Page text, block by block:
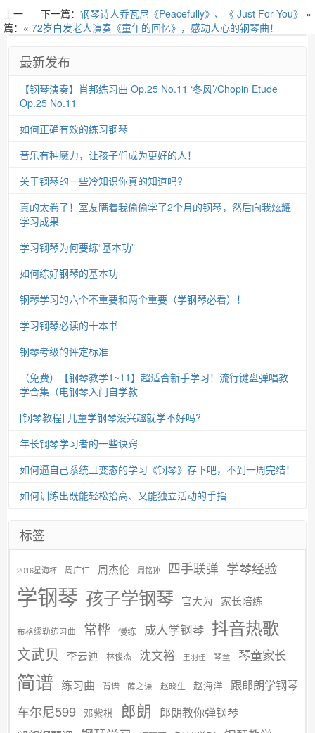
下一篇： 钢琴诗人乔瓦尼《Peacefully》、《 Just For You》 »
上一
篇：« 72岁白发老人演奏《童年的回忆》，感动人心的钢琴曲！
最新发布
【钢琴演奏】肖邦练习曲 Op.25 No.11 ‘冬风’/Chopin Etude
Op.25 No.11
如何正确有效的练习钢琴
音乐有种魔力，让孩子们成为更好的人！
关于钢琴的一些冷知识你真的知道吗?
真的太卷了！室友瞒着我偷偷学了2个月的钢琴，然后向我炫耀
学习成果
学习钢琴为何要练“基本功”
如何练好钢琴的基本功
钢琴学习的六个不重要和两个重要（学钢琴必看）！
学习钢琴必读的十本书
钢琴考级的评定标准
（免费）【钢琴教学1~11】超适合新手学习！流行键盘弹唱教
学合集（电钢琴入门自学教
[钢琴教程] 儿童学钢琴没兴趣就学不好吗?
年长钢琴学习者的一些诀窍
如何逼自己系统且变态的学习《钢琴》存下吧，不到一周完结！
如何训练出既能轻松抬高、又能独立活动的手指
标签
2016星海杯 周广仁 周杰伦 周铭孙 四手联弹 学琴经验
学钢琴 孩子学钢琴 官大为 家长陪练
布格缪勒练习曲 常桦 慢练 成人学钢琴 抖音热歌
文武贝 李云迪 林俊杰 沈文裕 王羽佳 琴童 琴童家长
简谱 练习曲 背谱 薛之谦 赵晓生 赵海洋 跟郎朗学钢琴
车尔尼599 邓紫棋 郎朗 郎朗教你弹钢琴